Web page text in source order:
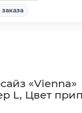
«Vienna»
L, Цвет